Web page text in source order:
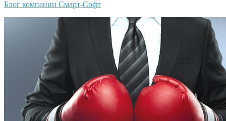
Блог компании Смарт-Софт